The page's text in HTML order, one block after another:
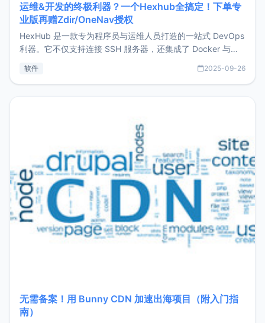
运维&开发的终极利器？一个Hexhub全搞定！下单专
业版再赠Zdir/OneNav授权
HexHub 是一款专为程序员与运维人员打造的一站式 DevOps
利器。它不仅支持连接 SSH 服务器，还集成了 Docker 与常
件间频繁切换，仅凭 HexHub 即可同时搞定运维与数据库操
软件 2025-09-26
无需备案！用 Bunny CDN 加速出海项目（附入门指
南）